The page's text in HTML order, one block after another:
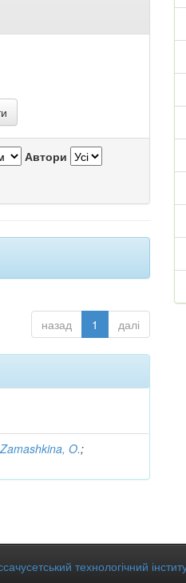
Автори
назад 1 далі
Zamashkina, O.;
технологічний